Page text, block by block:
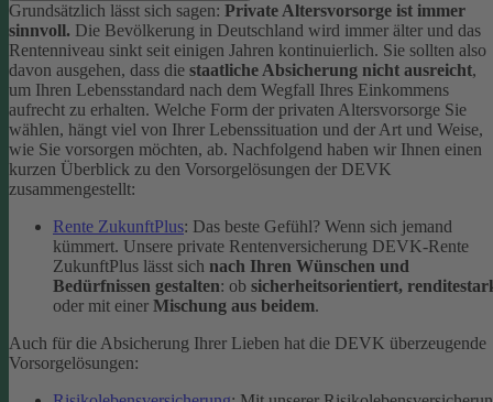
Grundsätzlich lässt sich sagen: Private Altersvorsorge ist immer
sinnvoll. Die Bevölkerung in Deutschland wird immer älter und das
Rentenniveau sinkt seit einigen Jahren kontinuierlich. Sie sollten also
davon ausgehen, dass die staatliche Absicherung nicht ausreicht,
um Ihren Lebensstandard nach dem Wegfall Ihres Einkommens
aufrecht zu erhalten. Welche Form der privaten Altersvorsorge Sie
wählen, hängt viel von Ihrer Lebenssituation und der Art und Weise,
wie Sie vorsorgen möchten, ab. Nachfolgend haben wir Ihnen einen
kurzen Überblick zu den Vorsorgelösungen der DEVK
zusammengestellt:
Rente ZukunftPlus: Das beste Gefühl? Wenn sich jemand
kümmert. Unsere private Rentenversicherung DEVK-Rente
ZukunftPlus lässt sich nach Ihren Wünschen und
Bedürfnissen gestalten: ob sicherheitsorientiert,
oder mit einer Mischung aus beidem.
Auch für die Absicherung Ihrer Lieben hat die DEVK überzeugende
Vorsorgelösungen: